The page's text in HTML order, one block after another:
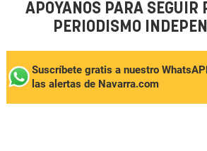
APÓYANOS PARA SEGUIR
PERIODISMO
Suscríbete gratis a nuestro
las alertas de Navarra.com